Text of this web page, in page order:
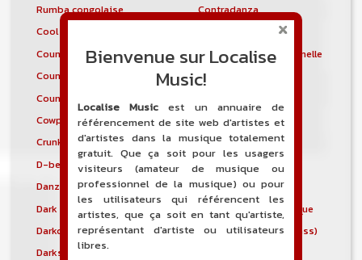
Rumba congolaise
Contradanza
Cool jazz
Blues traditionnel
Country folk
Country néo traditionnelle
Country pop
Country rap
Country Rock
Cowpunk
Crossover thrash
Crunk'n'b
Crunkcore
D-beat
Dangdut
Danzón
Dark ambient
Dark electro
Dark wave néo-classique
Darkcore
Darkcore (drum and bass)
Darkstep
Bienvenue sur Localise
Music!
Localise Music est un annuaire de
référencement de site web d'artistes et
d'artistes dans la musique totalement
gratuit. Que ça soit pour les usagers
visiteurs (amateur de musique ou
professionnel de la musique) ou pour
les utilisateurs qui référencent les
artistes, que ça soit en tant qu'artiste,
représentant d'artiste ou utilisateurs
libres.